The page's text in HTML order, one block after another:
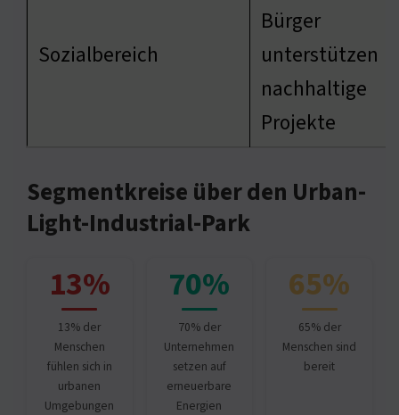
Sozialbereich
Bürger
unterstützen
nachhaltige
Projekte
Segmentkreise über den Urban-
Light-Industrial-Park
13%
13% der
Menschen
fühlen sich in
urbanen
Umgebungen
70%
70% der
Unternehmen
setzen auf
erneuerbare
Energien
65%
65% der
Menschen sind
bereit